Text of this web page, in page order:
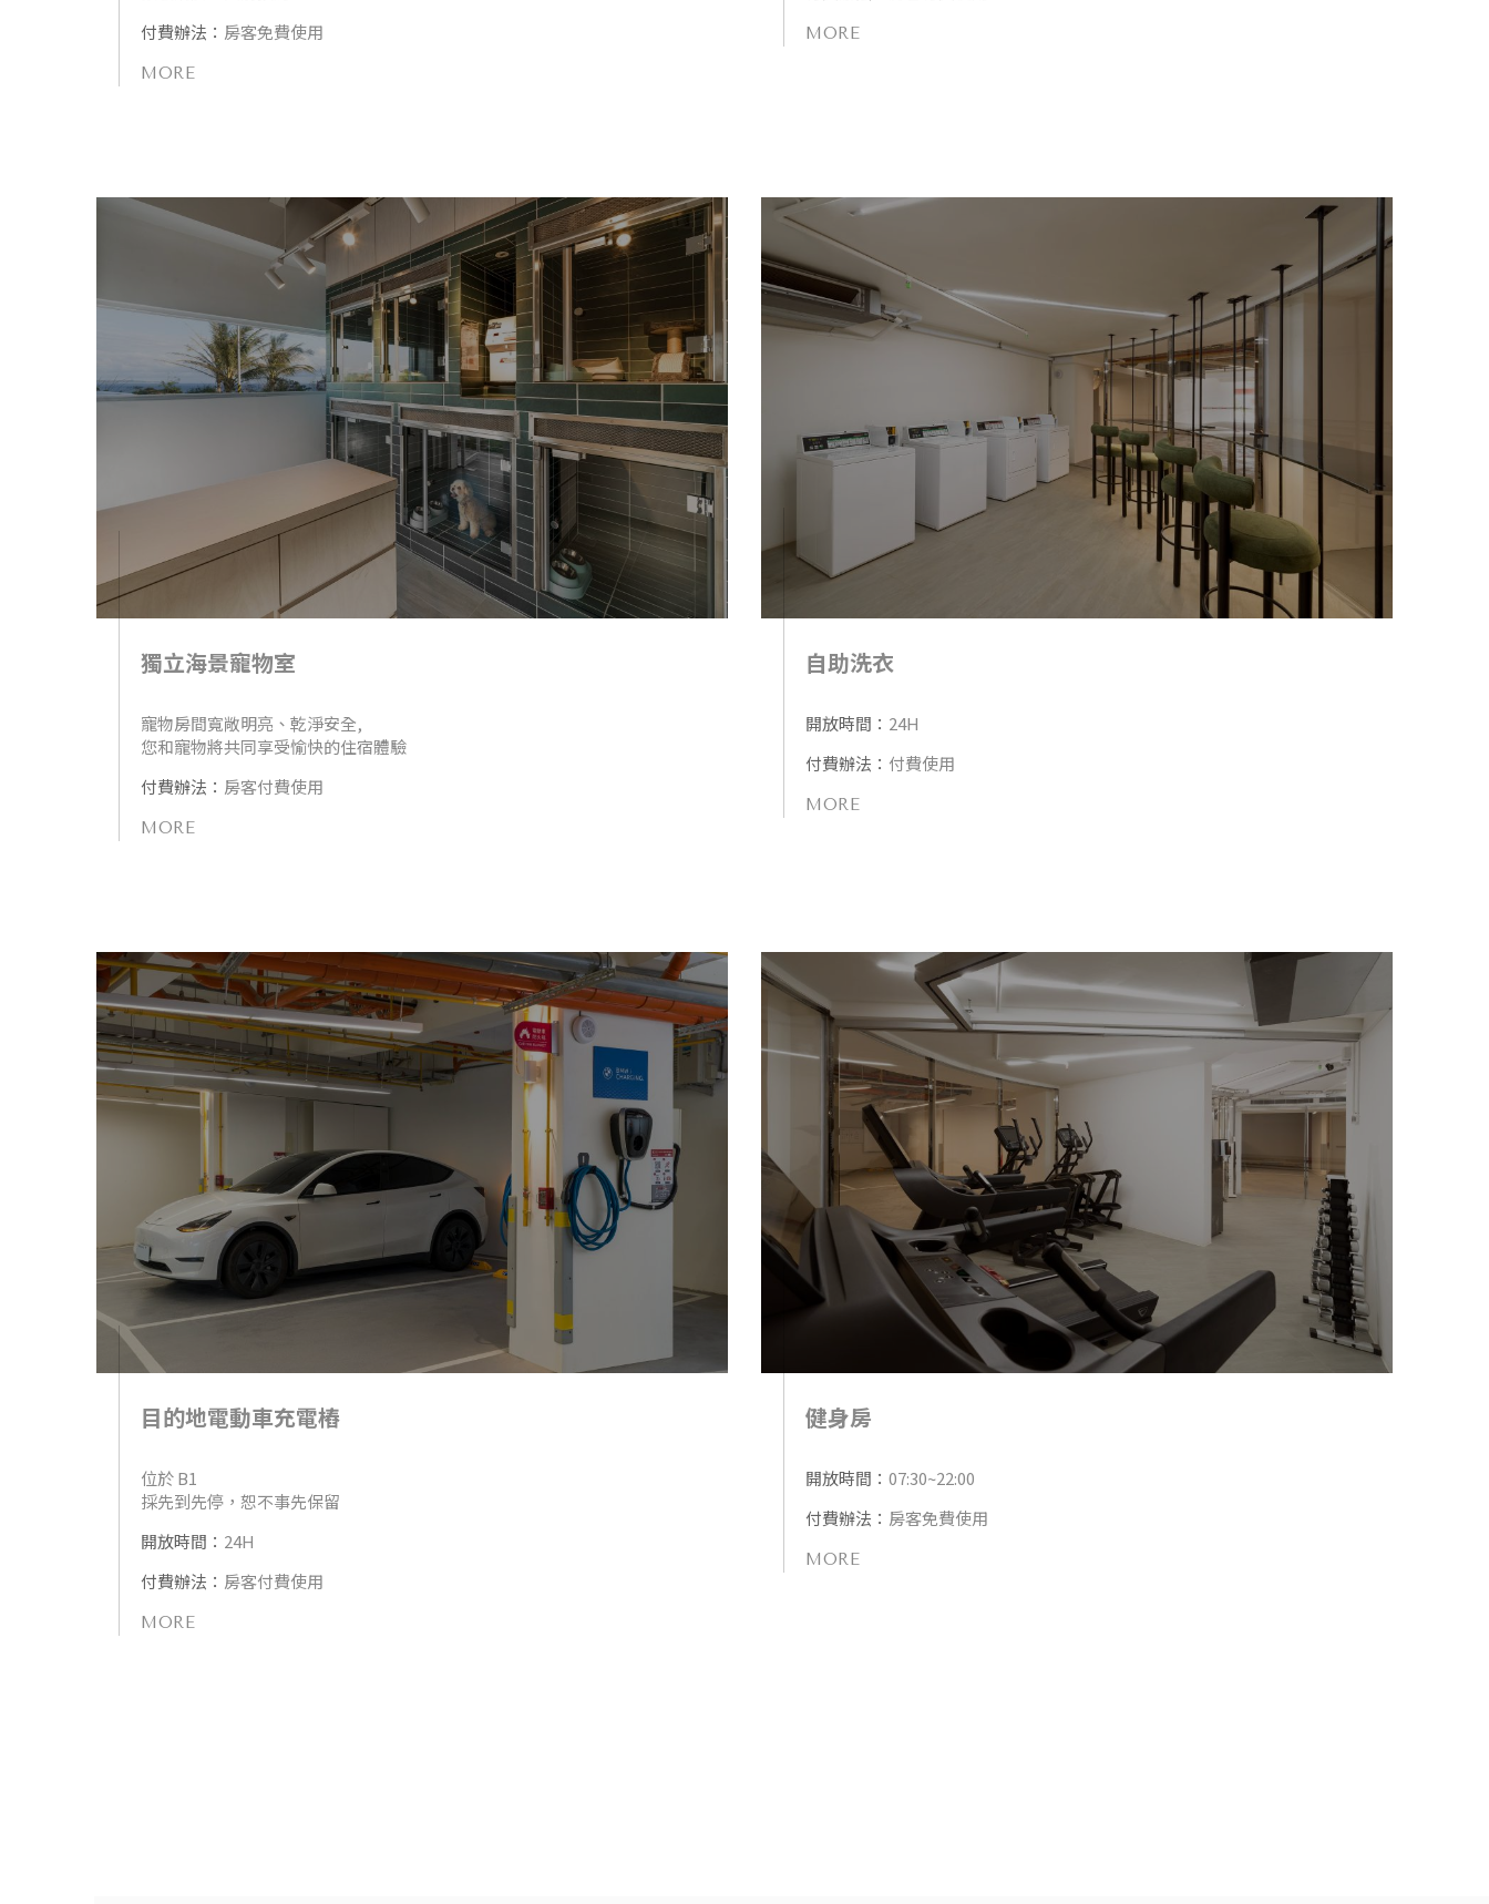
付費辦法： 房客免費使用
MORE
MORE
獨立海景寵物室
寵物房間寬敞明亮、乾淨安全,
您和寵物將共同享受愉快的住宿體驗
付費辦法： 房客付費使用
MORE
自助洗衣
開放時間： 24H
付費辦法： 付費使用
MORE
目的地電動車充電樁
位於 B1
採先到先停，恕不事先保留
開放時間： 24H
付費辦法： 房客付費使用
MORE
健身房
開放時間： 07:30~22:00
付費辦法： 房客免費使用
MORE